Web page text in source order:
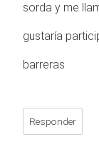
sorda y me
gustaría
barreras
Responder